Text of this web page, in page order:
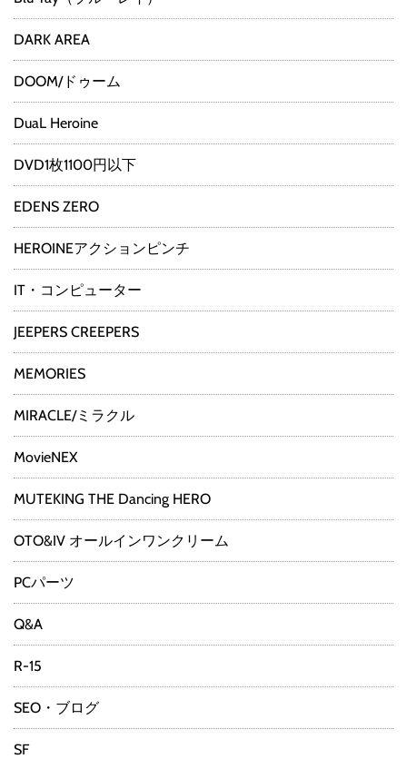
DARK AREA
DOOM/ドゥーム
DuaL Heroine
DVD1枚1100円以下
EDENS ZERO
HEROINEアクションピンチ
IT・コンピューター
JEEPERS CREEPERS
MEMORIES
MIRACLE/ミラクル
MovieNEX
MUTEKING THE Dancing HERO
OTO&IV オールインワンクリーム
PCパーツ
Q&A
R-15
SEO・ブログ
SF